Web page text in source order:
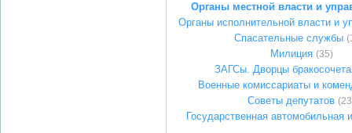
Органы местной власти и
Органы исполнительной власти и
Спасательные службы
Милиция (35)
ЗАГСы. Дворцы
Военные комиссариаты и
Советы депутатов
Государственная автомобильная